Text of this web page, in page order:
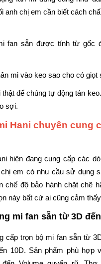
anh chị em cần biết cách
fan sẵn được tính từ gốc
mi vào keo sao cho có giọt
để chúng tự động tán
sợi.
Hani chuyên cung
hiện đang cung cấp các
em có nhu cầu sử dụng
chế độ bảo hành chặt chẽ
này bất cứ ai cũng cảm
mi fan sẵn từ 3D
cấp trọn bộ mi fan sẵn từ
10D. Sản phẩm phù hợp